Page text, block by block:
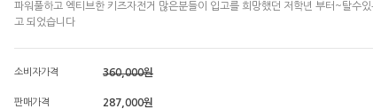
파워풀하고 엑티브한 키즈자전거 많은분들이 입고를 희망했던 저학년 부터~탈수
고 되었습니다
소비자가격 360,000원
판매가격 287,000원